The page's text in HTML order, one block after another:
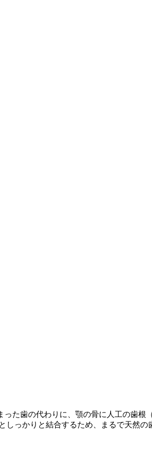
た歯の代わりに、顎の骨に人工の歯
っかりと結合するため、まるで天然